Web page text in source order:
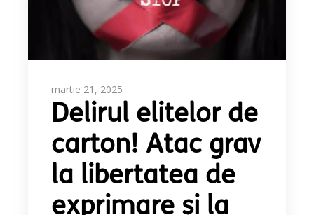
martie 21, 2025
Delirul elitelor de
carton! Atac grav
la libertatea de
exprimare și la